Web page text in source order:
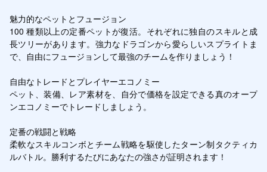
魅力的なペットとフュージョン
100 種類以上の定番ペットが復活。それぞれに独自のスキルと成
長ツリーがあります。強力なドラゴンから愛らしいスプライトま
で、自由にフュージョンして最強のチームを作りましょう！
自由なトレードとプレイヤーエコノミー
ペット、装備、レア素材を、自分で価格を設定できる真のオープ
ンエコノミーでトレードしましょう。
定番の戦闘と戦略
柔軟なスキルコンボとチーム戦略を駆使したターン制タクティカ
ルバトル。勝利するたびにあなたの強さが証明されます！